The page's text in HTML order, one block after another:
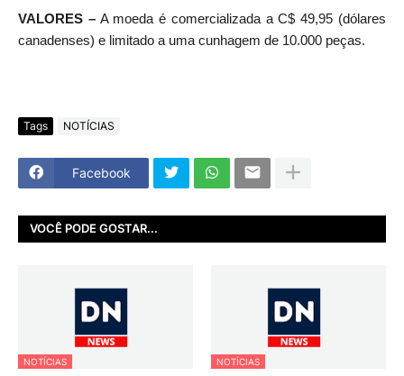
VALORES –A moeda é comercializada a C$ 49,95 (dólares
canadenses) e limitado a uma cunhagem de 10.000 peças.
Tags NOTÍCIAS
Facebook
VOCÊ PODE GOSTAR...
NOTÍCIAS NOTÍCIAS